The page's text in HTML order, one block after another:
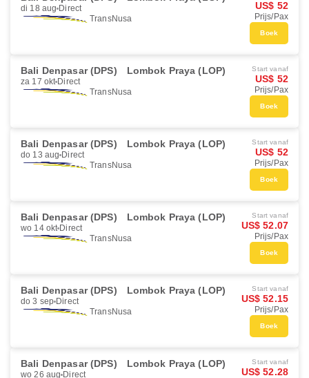
di 18 aug Direct
TransNusa
US$ 52
Prijs/Pax
Boek
Bali Denpasar (DPS) Lombok Praya (LOP)
za 17 okt Direct
TransNusa
Start vanaf
US$ 52
Prijs/Pax
Boek
Bali Denpasar (DPS) Lombok Praya (LOP)
do 13 aug Direct
TransNusa
Start vanaf
US$ 52
Prijs/Pax
Boek
Bali Denpasar (DPS) Lombok Praya (LOP)
wo 14 okt Direct
TransNusa
Start vanaf
US$ 52.07
Prijs/Pax
Boek
Bali Denpasar (DPS) Lombok Praya (LOP)
do 3 sep Direct
TransNusa
Start vanaf
US$ 52.15
Prijs/Pax
Boek
Bali Denpasar (DPS) Lombok Praya (LOP)
wo 26 aug Direct
Start vanaf
US$ 52.28